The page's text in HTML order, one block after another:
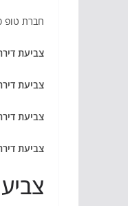
חברת טופ
צביעת דירת 2 חדרים בחבילת "הכל כלול" הכוללת: צבע איכותי, תיקונים, ניקיון לאחר הצביעה וריסוס
צביעת דירת 3 חדרים בחבילת "הכל כלול" הכוללת: צבע איכותי, תיקונים, ניקיון לאחר הצביעה וריסוס
צביעת דירת 4 חדרים בחבילת "הכל כלול" הכוללת: צבע איכותי, תיקונים, ניקיון לאחר הצביעה וריסוס
צביעת דירת 5 חדרים בחבילת "הכל כלול" הכוללת: צבע איכותי, תיקונים, ניקיון לאחר הצביעה וריסוס